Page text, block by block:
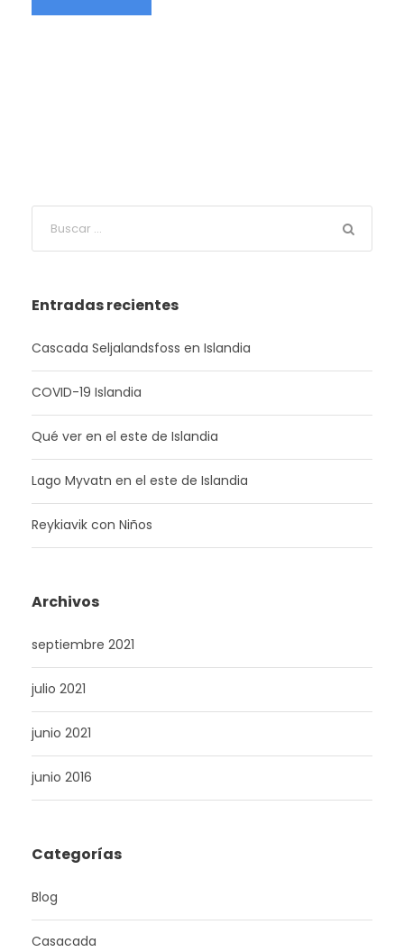
Entradas recientes
Cascada Seljalandsfoss en Islandia
COVID-19 Islandia
Qué ver en el este de Islandia
Lago Myvatn en el este de Islandia
Reykiavik con Niños
Archivos
septiembre 2021
julio 2021
junio 2021
junio 2016
Categorías
Blog
Casacada